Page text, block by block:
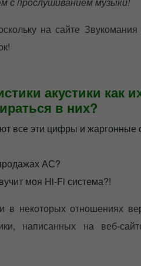
на сайте
акустики как
в них?
все эти цифры и жаргонные
АС?
моя Hi-Fi система?!
в некоторых отношениях
написанных на веб-